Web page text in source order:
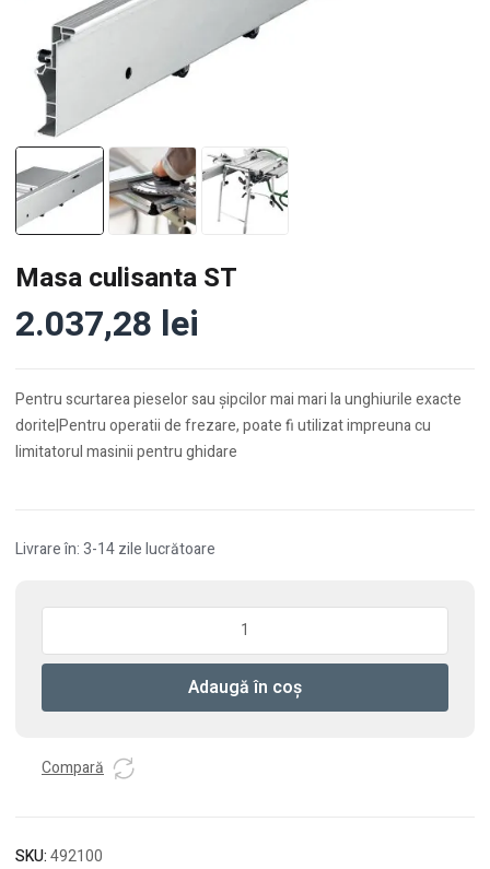
Masa culisanta ST
2.037,28 lei
Pentru scurtarea pieselor sau şipcilor mai mari la unghiurile exacte
dorite|Pentru operatii de frezare, poate fi utilizat impreuna cu
limitatorul masinii pentru ghidare
Livrare în: 3-14 zile lucrătoare
Cantitate
culisanta
Adaugă în coș
Compară
SKU:492100